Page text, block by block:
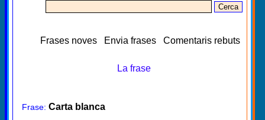
Frases noves Envia frases Comentaris rebuts
La frase
Frase: Carta blanca